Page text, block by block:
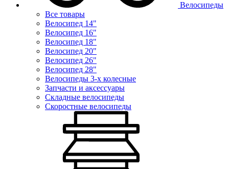
Велосипеды
Все товары
Велосипед 14"
Велосипед 16"
Велосипед 18"
Велосипед 20"
Велосипед 26"
Велосипед 28"
Велосипеды 3-х колесные
Запчасти и аксессуары
Складные велосипеды
Скоростные велосипеды